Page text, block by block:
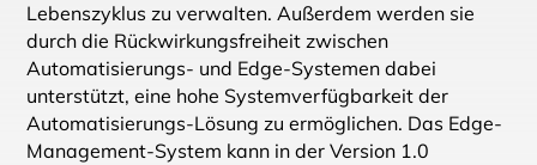
Lebenszyklus zu verwalten. Außerdem werden sie
durch die Rückwirkungsfreiheit zwischen
Automatisierungs- und Edge-Systemen dabei
unterstützt, eine hohe Systemverfügbarkeit der
Automatisierungs-Lösung zu ermöglichen. Das Edge-
Management-System kann in der Version 1.0